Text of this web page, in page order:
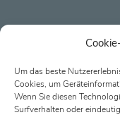
Um das beste
Cookies, um
Wenn Sie diesen
Surfverhalten oder
Partner-Login